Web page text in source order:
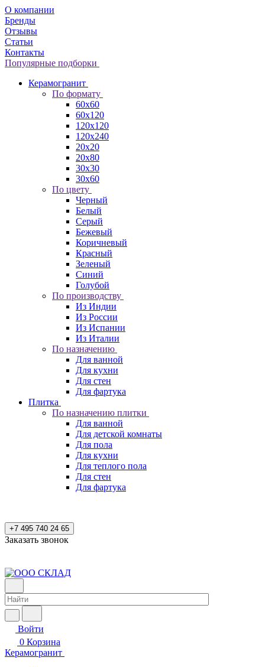
О компании
Бренды
Отзывы
Статьи
Контакты
Популярные подборки
Керамогранит
По формату
60x60
60x120
120x120
120x240
20x20
20x80
30x30
30x60
По цвету
Черный
Белый
Серый
Бежевый
Коричневый
Красный
Зеленый
Синий
Голубой
По производству
Из Индии
Из России
Из Испании
Из Италии
По назначению
Для ванной
Для кухни
Для стен
Для фартука
Плитка
По назначению плитки
Для ванной
Для детской комнаты
Для пола
Для кухни
Для теплого пола
Для стен
Для фартука
+7 495 740 24 65
Заказать звонок
Войти
0 Корзина
Керамогранит